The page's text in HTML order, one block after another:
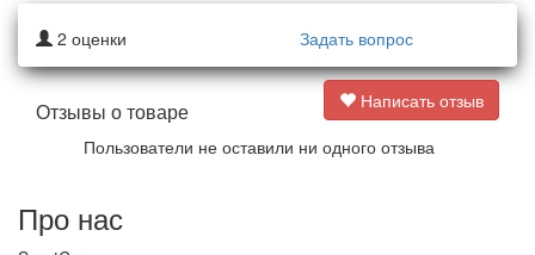
2 оценки Задать вопрос
Отзывы о товаре
Написать отзыв
Пользователи не оставили ни одного отзыва
Про нас